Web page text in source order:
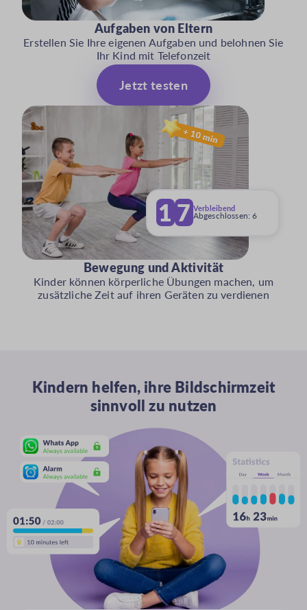
Aufgaben von Eltern
Erstellen Sie Ihre eigenen Aufgaben und belohnen Sie
Ihr Kind mit Telefonzeit
Jetzt testen
Bewegung und Aktivität
Kinder können körperliche Übungen machen, um
zusätzliche Zeit auf ihren Geräten zu verdienen
1 6 Verbleibend
Abgeschlossen:7
Kindern helfen, ihre Bildschirmzeit
sinnvoll zu nutzen